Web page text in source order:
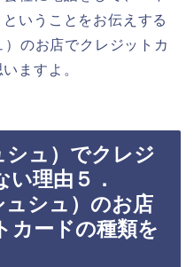
いうことをお伝えする
のお店でクレジットカ
ますよ。
シュ）でクレジ
理由５．
ュシュ）のお店
カードの種類を